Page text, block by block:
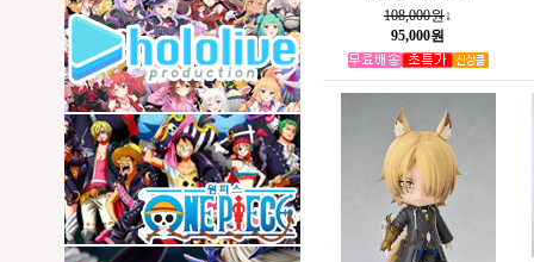
108,000원↓
95,000원